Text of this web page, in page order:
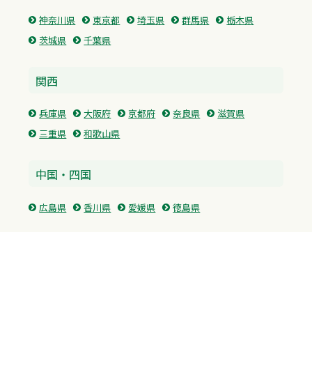
神奈川県 東京都 埼玉県 群馬県
栃木県
茨城県
千葉県
関西
兵庫県 大阪府 京都府 奈良県
滋賀県
三重県
和歌山県
中国・四国
広島県 香川県 愛媛県 徳島県